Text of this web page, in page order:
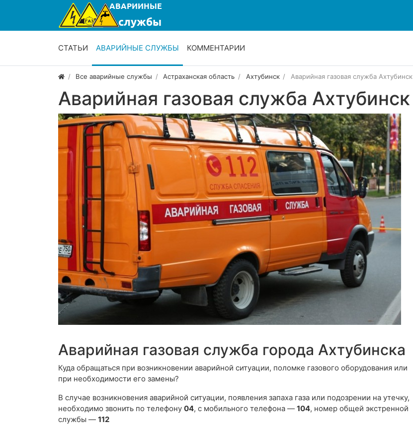
СТАТЬИ АВАРИЙНЫЕ СЛУЖБЫ КОММЕНТАРИИ
Все аварийные службы Астраханская область Ахтубинск Аварийная газовая служба Ахтубинск
Аварийная газовая служба Ахтубинск
Аварийная газовая служба города Ахтубинска
Куда обращаться при возникновении аварийной ситуации, поломке газового оборудования или
при необходимости его замены?
В случае возникновения аварийной ситуации, появления запаха газа или подозрении на утечку,
необходимо звонить по телефону 04, с мобильного телефона — 104, номер общей экстренной
службы — 112